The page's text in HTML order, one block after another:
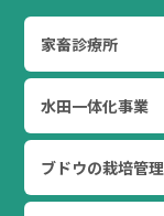
家畜診療所
水田一体化事業
ブドウの栽培管理